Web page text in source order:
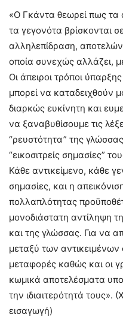
«Ο Γκάντα θεωρεί πως τα
τα γεγονότα βρίσκονται
αλληλεπίδραση,
οποία συνεχώς αλλάζει,
Οι άπειροι τρόποι
μπορεί να καταδειχθούν
διαρκώς ευκίνητη και
να ξαναβυθίσουμε τις
“ρευστότητα” της
“εικοσιτρείς σημασίες”
Κάθε αντικείμενο, κάθε
σημασίες, και η
πολλαπλότητας
μονοδιάστατη αντίληψη
και της γλώσσας. Για να
μεταξύ των αντικειμένων
μεταφορές καθώς και οι
κωμικά αποτελέσματα
την ιδιαιτερότητά τους».
εισαγωγή)